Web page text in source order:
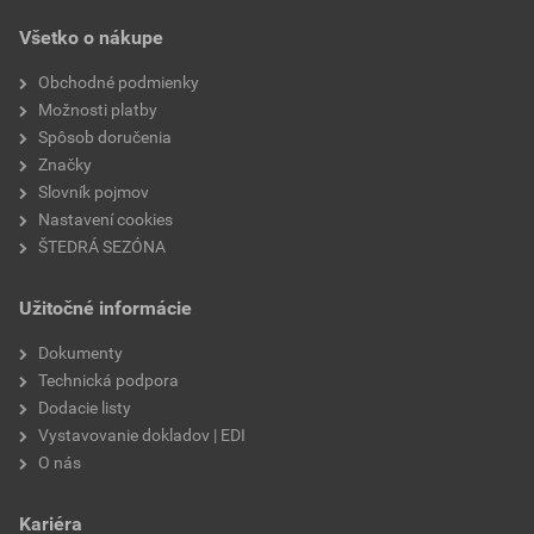
Všetko o nákupe
Obchodné podmienky
Možnosti platby
Spôsob doručenia
Značky
Slovník pojmov
Nastavení cookies
ŠTEDRÁ SEZÓNA
Užitočné informácie
Dokumenty
Technická podpora
Dodacie listy
Vystavovanie dokladov | EDI
O nás
Kariéra